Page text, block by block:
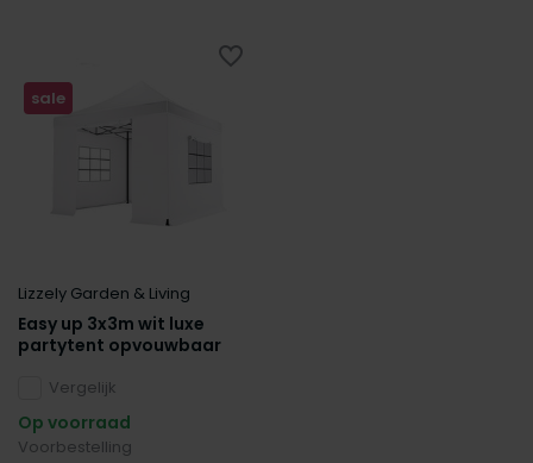
sale
Lizzely Garden & Living
Easy up 3x3m wit luxe
partytent opvouwbaar
Vergelijk
Op voorraad
Voorbestelling